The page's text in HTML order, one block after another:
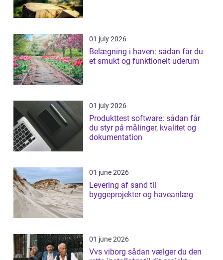
01 july 2026
Belægning i haven: sådan får du
et smukt og funktionelt uderum
01 july 2026
Produkttest software: sådan får
du styr på målinger, kvalitet og
dokumentation
01 june 2026
Levering af sand til
byggeprojekter og haveanlæg
01 june 2026
Vvs viborg sådan vælger du den